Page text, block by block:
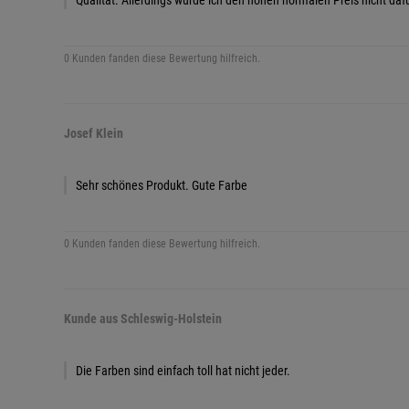
0 Kunden fanden diese Bewertung hilfreich.
Josef Klein
Sehr schönes Produkt. Gute Farbe
0 Kunden fanden diese Bewertung hilfreich.
Kunde aus Schleswig-Holstein
Die Farben sind einfach toll hat nicht jeder.